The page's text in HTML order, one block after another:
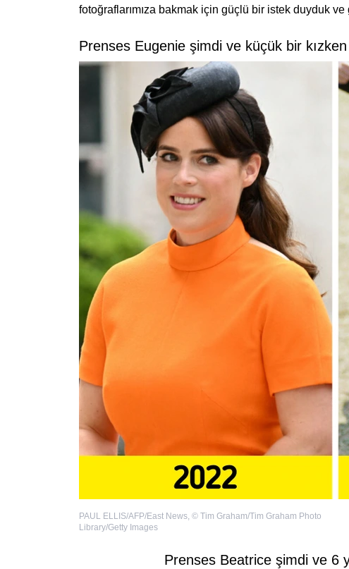
fotoğraflarımıza bakmak için güçlü bir istek duyduk
Prenses Eugenie şimdi ve küçük bir
PAUL ELLIS/AFP/East News, © Tim Graham/Tim Graham Photo
Library/Getty Images
Prenses Beatrice şimdi ve 6